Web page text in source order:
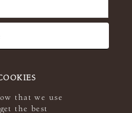
that we use
the best